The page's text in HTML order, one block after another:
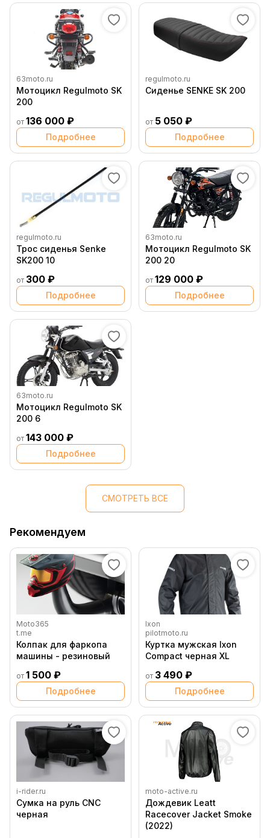
63moto.ru
Мотоцикл Regulmoto SK
200
от 136 000 ₽
Подробнее
regulmoto.ru
Сиденье SENKE SK 200
от 5 050 ₽
Подробнее
regulmoto.ru
Трос сиденья Senke
SK200 10
от 300 ₽
Подробнее
63moto.ru
Мотоцикл Regulmoto SK
200 20
от 129 000 ₽
Подробнее
63moto.ru
Мотоцикл Regulmoto SK
200 6
от 143 000 ₽
Подробнее
СМОТРЕТЬ ВСЕ
Рекомендуем
Moto365
t.me
Колпак для фаркопа
машины - резиновый
от 1 500 ₽
Подробнее
Ixon
pilotmoto.ru
Куртка мужская Ixon
Compact черная XL
от 3 490 ₽
Подробнее
i-rider.ru
Сумка на руль CNC
черная
moto-active.ru
Дождевик Leatt
Racecover Jacket Smoke
(2022)